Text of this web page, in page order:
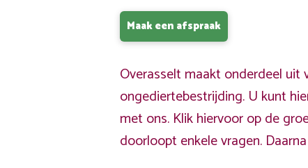
Maak een afspraak
Overasselt maakt onderdeel uit
ongediertebestrijding. U kunt
met ons. Klik hiervoor op de
doorloopt enkele vragen.